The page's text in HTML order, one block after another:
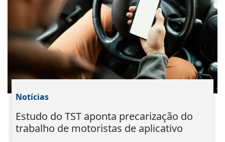
Notícias
Estudo do TST aponta precarização do
trabalho de motoristas de aplicativo